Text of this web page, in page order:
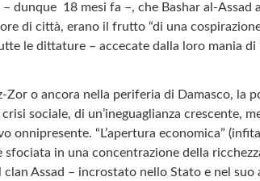
dunque 18 mesi fa –, che Bashar al-
di città, erano il frutto “di una
le dittature – accecate dalla loro mania
Zor o ancora nella periferia di Damasco, la
sociale, di un’ineguaglianza crescente,
onnipresente. “L’apertura economica”
sfociata in una concentrazione della
Assad – incrostato nello Stato e nel